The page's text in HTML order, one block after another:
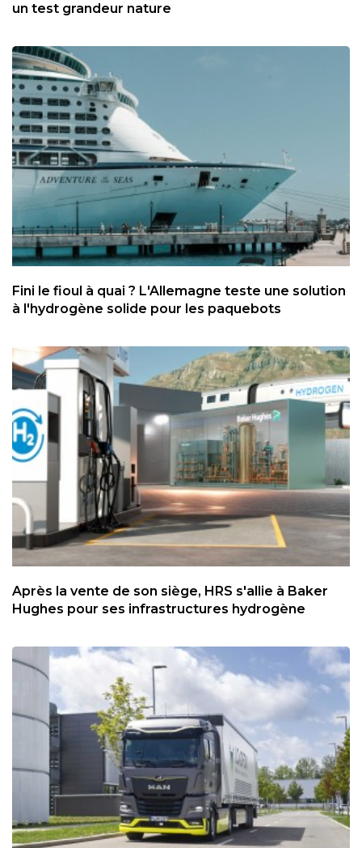
un test grandeur nature
Fini le fioul à quai ? L'Allemagne teste une solution
à l'hydrogène solide pour les paquebots
Après la vente de son siège, HRS s'allie à Baker
Hughes pour ses infrastructures hydrogène